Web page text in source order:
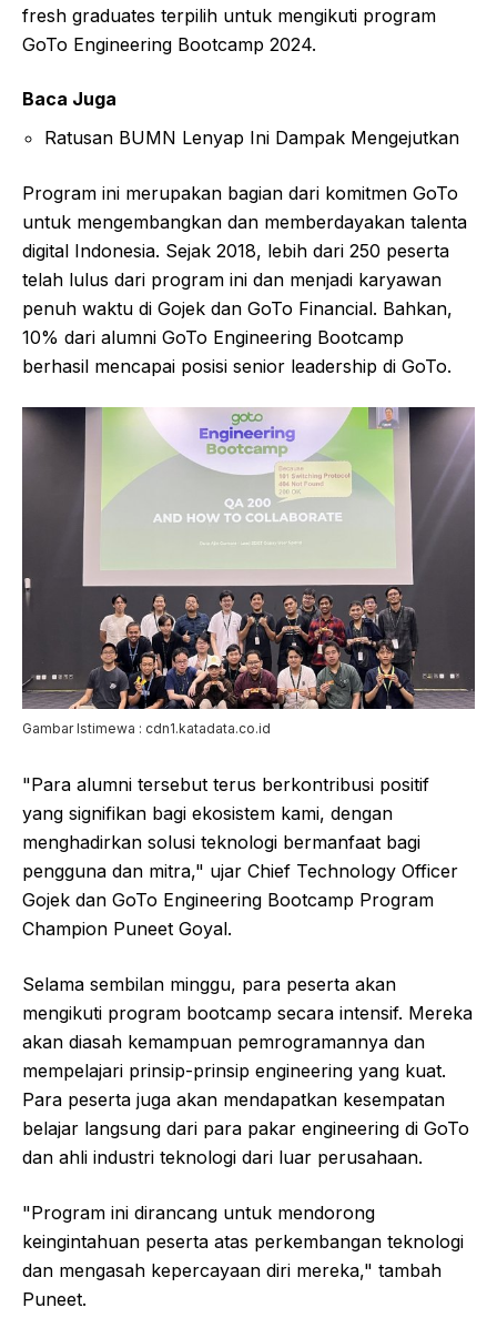
fresh graduates terpilih untuk mengikuti program
GoTo Engineering Bootcamp 2024.
Baca Juga
Ratusan BUMN Lenyap Ini Dampak Mengejutkan
Program ini merupakan bagian dari komitmen GoTo
untuk mengembangkan dan memberdayakan talenta
digital Indonesia. Sejak 2018, lebih dari 250 peserta
telah lulus dari program ini dan menjadi karyawan
penuh waktu di Gojek dan GoTo Financial. Bahkan,
10% dari alumni GoTo Engineering Bootcamp
berhasil mencapai posisi senior leadership di GoTo.
Gambar Istimewa : cdn1.katadata.co.id
"Para alumni tersebut terus berkontribusi positif
yang signifikan bagi ekosistem kami, dengan
menghadirkan solusi teknologi bermanfaat bagi
pengguna dan mitra," ujar Chief Technology Officer
Gojek dan GoTo Engineering Bootcamp Program
Champion Puneet Goyal.
Selama sembilan minggu, para peserta akan
mengikuti program bootcamp secara intensif. Mereka
akan diasah kemampuan pemrogramannya dan
mempelajari prinsip-prinsip engineering yang kuat.
Para peserta juga akan mendapatkan kesempatan
belajar langsung dari para pakar engineering di GoTo
dan ahli industri teknologi dari luar perusahaan.
"Program ini dirancang untuk mendorong
keingintahuan peserta atas perkembangan teknologi
dan mengasah kepercayaan diri mereka," tambah
Puneet.